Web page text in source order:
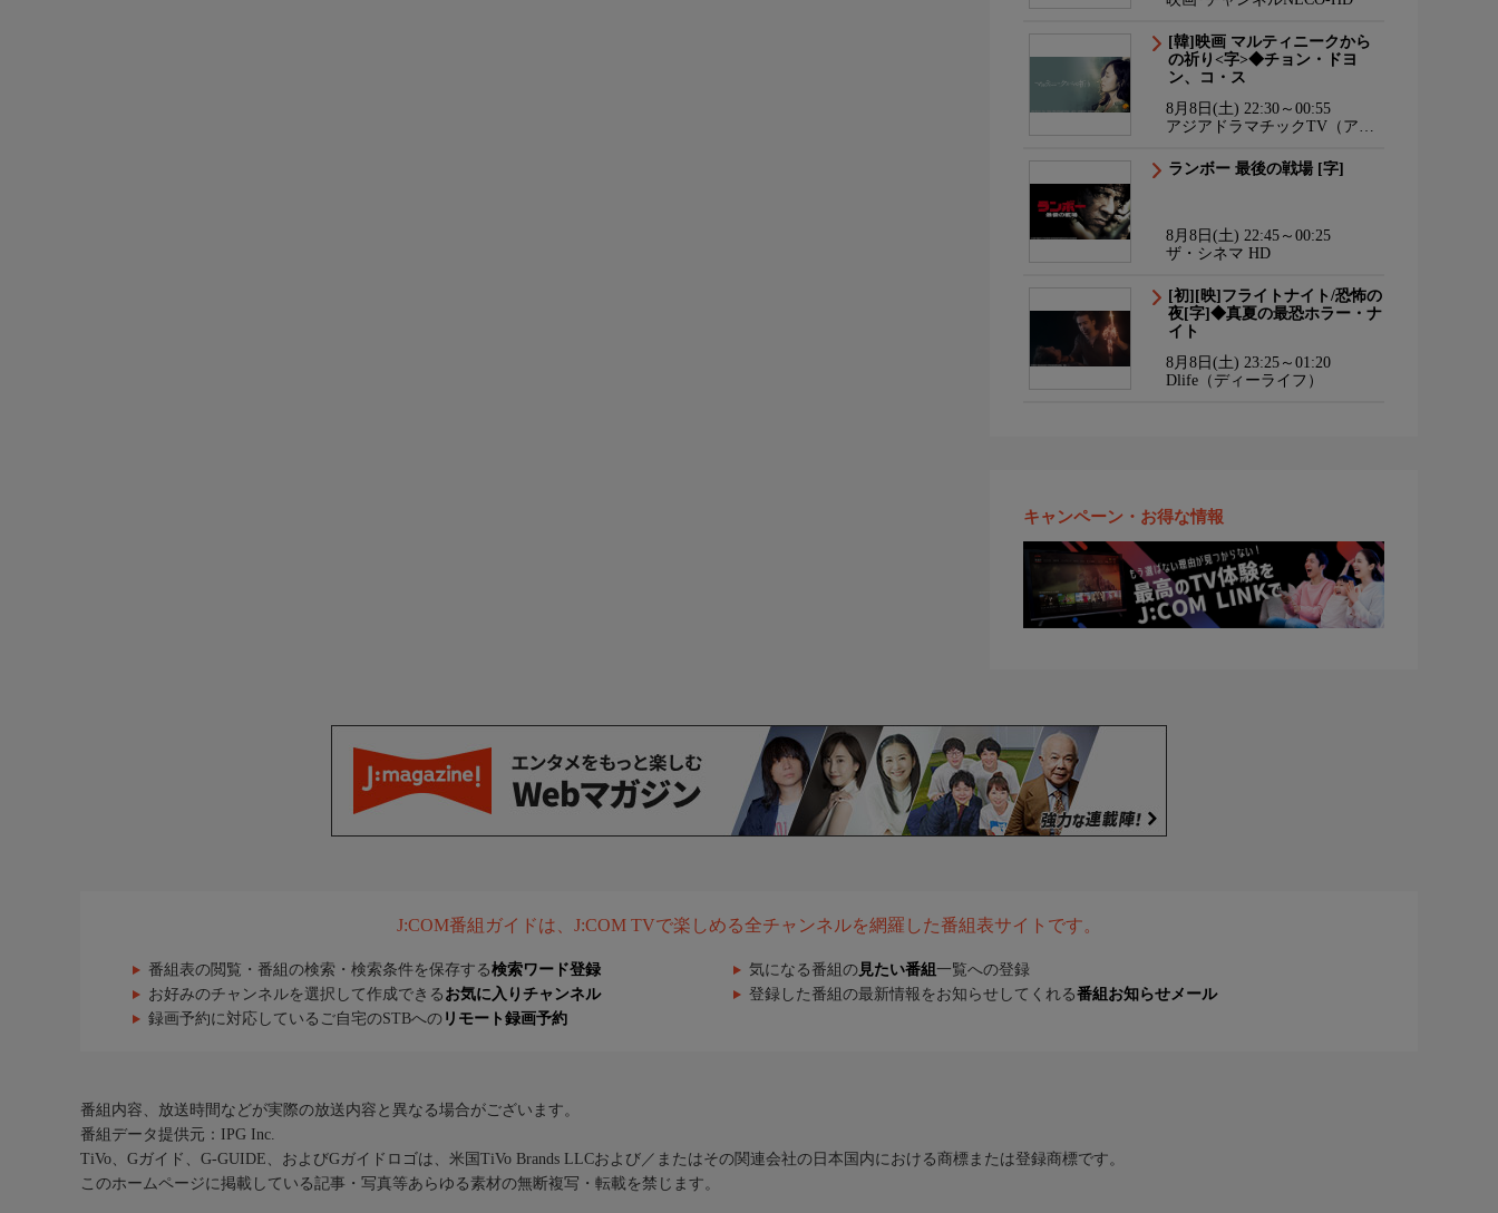
[韓]映画 マルティニークから
の祈り<字>◆チョン・ドヨ
ン、コ・ス
8月8日(土) 22:30～00:55
アジアドラマチックTV（アジ
ランボー 最後の戦場 [字]
8月8日(土) 22:45～00:25
ザ・シネマ HD
[初][映]フライトナイト/恐怖の
夜[字]◆真夏の最恐ホラー・ナ
イト
8月8日(土) 23:25～01:20
Dlife（ディーライフ）
キャンペーン・お得な情報
J:COM番組ガイドは、J:COM TVで楽しめる全チャンネルを網羅した番組表サイトです。
番組表の閲覧・番組の検索・検索条件を保存する検索ワード登録 気になる番組の 見たい番組 一覧への登録
お好みのチャンネルを選択して作成できる お気に入りチャンネル 登録した番組の最新情報をお知らせしてくれる番組お知らせメール
録画予約に対応しているご自宅のSTBへの リモート録画予約
番組内容、放送時間などが実際の放送内容と異なる場合がございます。
番組データ提供元：IPG Inc.
TiVo、Gガイド、G-GUIDE、およびGガイドロゴは、米国TiVo Brands LLCおよび／またはその関連会社の日本国内における商標または登録商標です。
このホームページに掲載している記事・写真等あらゆる素材の無断複写・転載を禁じます。